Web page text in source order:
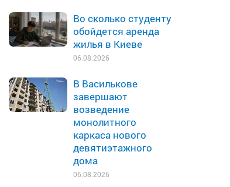
Во сколько студенту
обойдется аренда
жилья в Киеве
06.08.2026
В Василькове
завершают
возведение
монолитного
каркаса нового
девятиэтажного
дома
06.08.2026